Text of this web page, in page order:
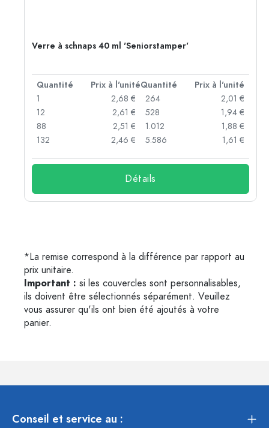
Verre à schnaps 40 ml 'Seniorstamper'
Quantité Prix à l'unitéQuantité
Prix à l'unité
1
2,68 €
12
2,61 €
88
2,51 €
132
2,46 €
264
2,01 €
528
1,94 €
1.012
1,88 €
5.586
1,61 €
Détails
*La remise correspond à la différence par rapport au
prix unitaire.
Important : si les couvercles sont personnalisables,
ils doivent être sélectionnés séparément. Veuillez
vous assurer qu'ils ont bien été ajoutés à votre
panier.
Conseil et service au :